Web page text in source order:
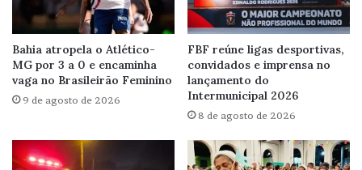
Bahia atropela o Atlético-
MG por 3 a 0 e encaminha
vaga no Brasileirão Feminino
9 de agosto de 2026
FBF reúne ligas desportivas,
convidados e imprensa no
lançamento do
Intermunicipal 2026
8 de agosto de 2026